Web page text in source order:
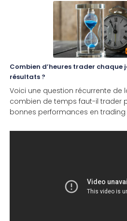
Combien d’heures trader chaque
résultats ?
Voici une question récurrente de
combien de temps faut-il trader
bonnes performances en trading